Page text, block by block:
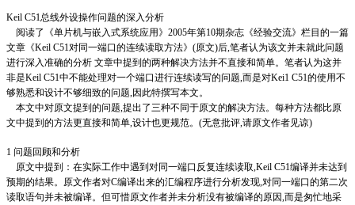
Keil C51总线外设操作问题的深入分析
阅读了《单片机与嵌入式系统应用》2005年第10期杂志《经验交流》栏目的一篇
文章《Keil C51对同一端口的连续读取方法》(原文)后,笔者认为该文并未就此问题
进行深入准确的分析 文章中提到的两种解决方法并不直接和简单。笔者认为这并
非是Keil C51中不能处理对一个端口进行连续读写的问题,而是对Kei1 C51的使用不
够熟悉和设计不够细致的问题,因此特撰写本文。
本文中对原文提到的问题,提出了三种不同于原文的解决方法。每种方法都比原
文中提到的方法更直接和简单,设计也更规范。(无意批评,请原文作者见谅)
1 问题回顾和分析
原文中提到：在实际工作中遇到对同一端口反复连续读取,Keil C51编译并未达到
预期的结果。原文作者对C编译出来的汇编程序进行分析发现,对同一端口的第二次
读取语句并未被编译。但可惜原文作者并未分析没有被编译的原因,而是匆忙地采